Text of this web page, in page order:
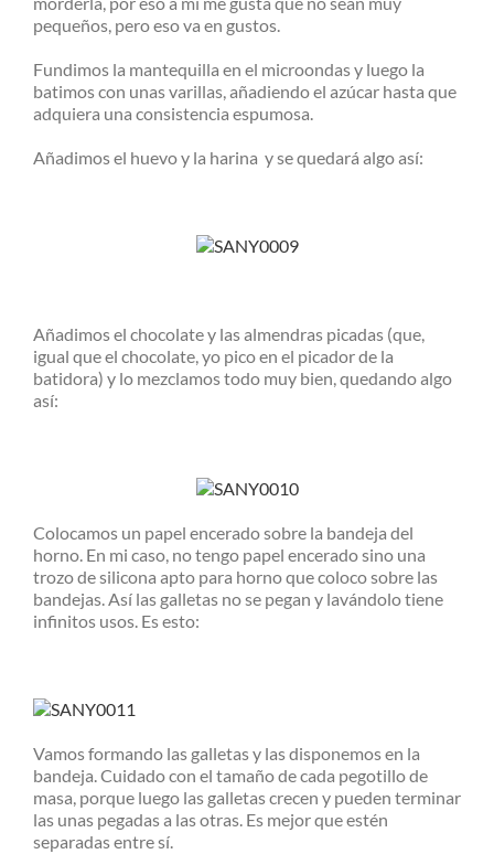
pequeños, pero eso va en gustos.
Fundimos la mantequilla en el microondas y luego la
batimos con unas varillas, añadiendo el azúcar hasta que
adquiera una consistencia espumosa.
Añadimos el huevo y la harina y se quedará algo así:
Añadimos el chocolate y las almendras picadas (que,
igual que el chocolate, yo pico en el picador de la
batidora) y lo mezclamos todo muy bien, quedando algo
así:
Colocamos un papel encerado sobre la bandeja del
horno. En mi caso, no tengo papel encerado sino una
trozo de silicona apto para horno que coloco sobre las
bandejas. Así las galletas no se pegan y lavándolo tiene
infinitos usos. Es esto:
Vamos formando las galletas y las disponemos en la
bandeja. Cuidado con el tamaño de cada pegotillo de
masa, porque luego las galletas crecen y pueden terminar
las unas pegadas a las otras. Es mejor que estén
separadas entre sí.